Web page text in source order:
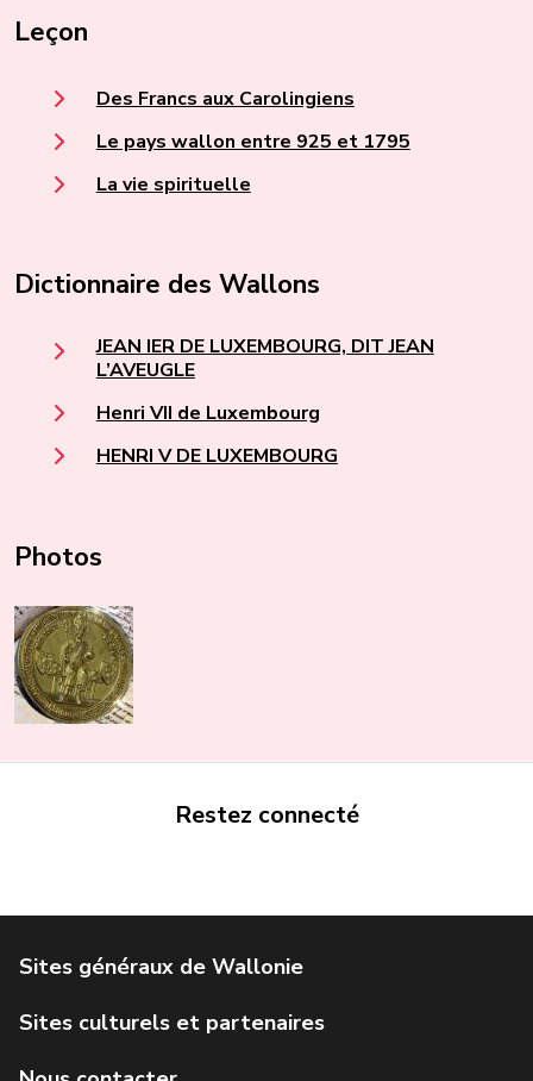
Leçon
Des Francs aux Carolingiens
Le pays wallon entre 925 et 1795
La vie spirituelle
Dictionnaire des Wallons
JEAN IER DE LUXEMBOURG, DIT JEAN
L’AVEUGLE
Henri VII de Luxembourg
HENRI V DE LUXEMBOURG
Photos
Restez connecté
Service public de Wallonie